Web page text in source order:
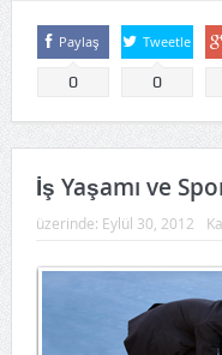
Paylaş
0
Tweetle
0
İş Yaşamı ve
üzerinde: Eylül 30, 2012